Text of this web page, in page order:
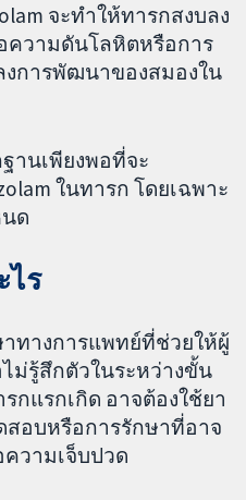
จะทำให้ทารกสงบลง
ความดันโลหิตหรือการ
งการพัฒนาของสมองใน
านเพียงพอที่จะ
ในทารก โดยเฉพาะ
ด
ไร
ทางการแพทย์ที่ช่วยให้ผู้
ม่รู้สึกตัวในระหว่างขั้น
กแรกเกิด อาจต้องใช้ยา
สอบหรือการรักษาที่อาจ
วามเจ็บปวด